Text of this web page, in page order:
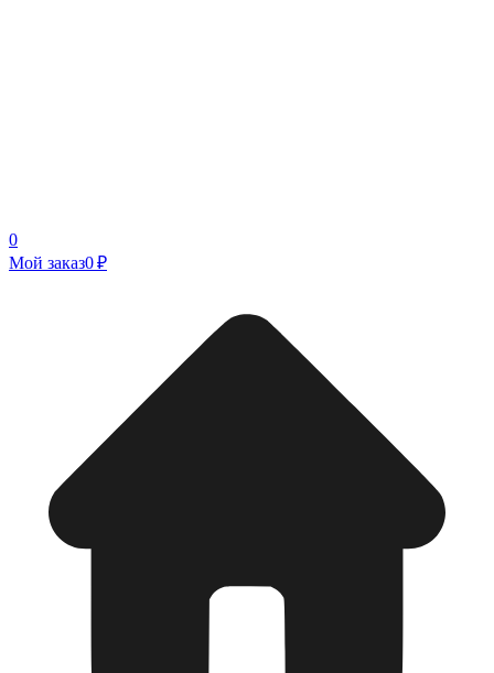
0
Мой заказ0 ₽